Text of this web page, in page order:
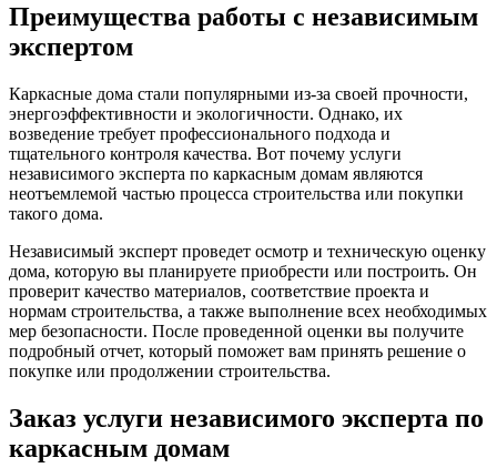
Преимущества работы с независимым
экспертом
Каркасные дома стали популярными из-за своей прочности,
энергоэффективности и экологичности. Однако, их
возведение требует профессионального подхода и
тщательного контроля качества. Вот почему услуги
независимого эксперта по каркасным домам являются
неотъемлемой частью процесса строительства или покупки
такого дома.
Независимый эксперт проведет осмотр и техническую оценку
дома, которую вы планируете приобрести или построить. Он
проверит качество материалов, соответствие проекта и
нормам строительства, а также выполнение всех необходимых
мер безопасности. После проведенной оценки вы получите
подробный отчет, который поможет вам принять решение о
покупке или продолжении строительства.
Заказ услуги независимого эксперта по
каркасным домам